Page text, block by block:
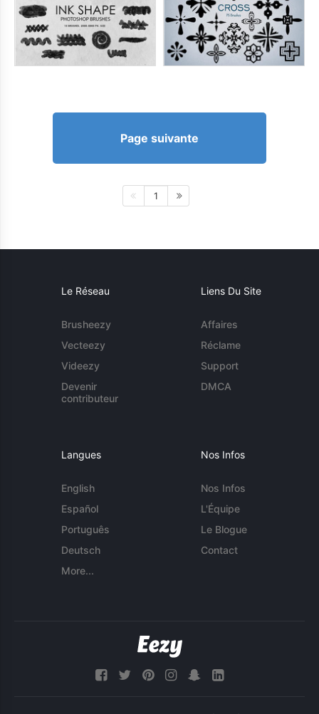
Page suivante
1
Le Réseau
Brusheezy
Vecteezy
Videezy
Devenir
contributeur
Liens Du Site
Affaires
Réclame
Support
DMCA
Langues
English
Español
Português
Deutsch
More...
Nos Infos
Nos Infos
L'Équipe
Le Blogue
Contact